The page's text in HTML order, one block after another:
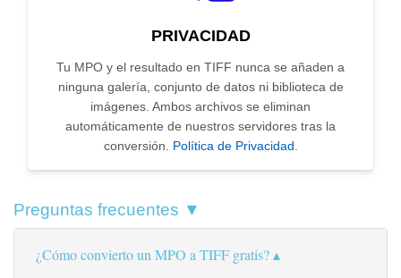
PRIVACIDAD
Tu MPO y el resultado en TIFF nunca se añaden a
ninguna galería, conjunto de datos ni biblioteca de
imágenes. Ambos archivos se eliminan
automáticamente de nuestros servidores tras la
conversión. Política de Privacidad.
Preguntas frecuentes ▼
¿Cómo convierto un MPO a TIFF gratis?